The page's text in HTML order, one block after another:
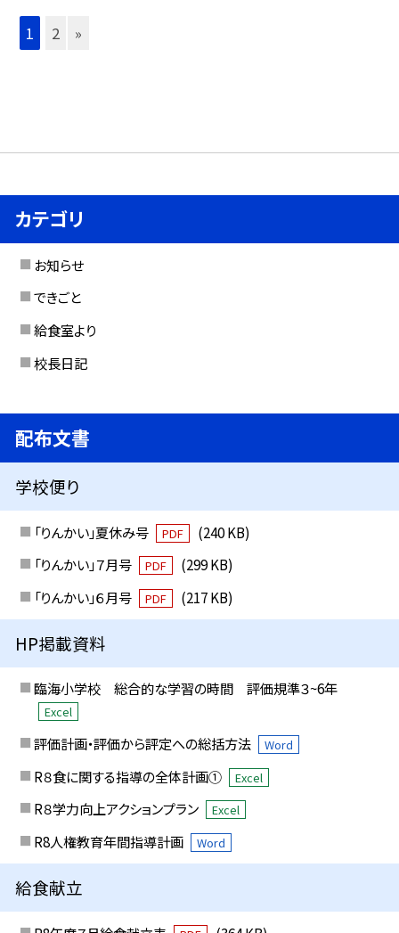
1 2 »
カテゴリ
お知らせ
できごと
給食室より
校長日記
配布文書
学校便り
「りんかい」夏休み号 PDF
(240 KB)
「りんかい」７月号
PDF
(299 KB)
「りんかい」６月号
PDF (217 KB)
HP掲載資料
臨海小学校 総合的な学習の時間 評価規準３~6年
Excel
評価計画・評価から評定への総括方法 Word
R８食に関する指導の全体計画① Excel
R８学力向上アクションプラン Excel
R8人権教育年間指導計画 Word
給食献立